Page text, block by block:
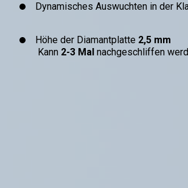
Dynamisches Auswuchten in der
Höhe der Diamantplatte 2,5 mm
Kann 2-3 Malnachgeschliffen